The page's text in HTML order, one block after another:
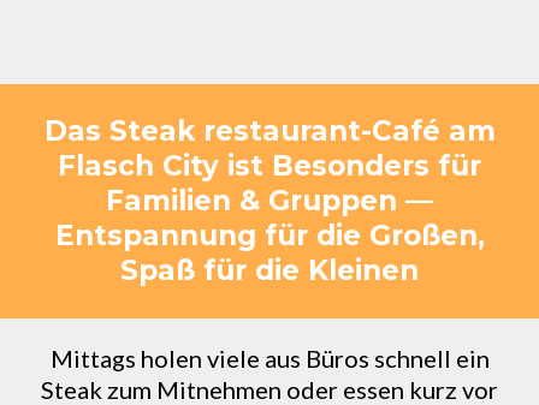
Das Steak restaurant-Café am
Flasch City ist Besonders für
Familien & Gruppen —
Entspannung für die Großen,
Spaß für die Kleinen
Mittags holen viele aus Büros schnell ein
Steak zum Mitnehmen oder essen kurz vor